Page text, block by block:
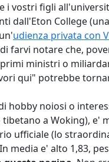
i vostri figli
dall'Eton College
udienza privata con
farvi notare che,
ministri o
qui" potrebbe
hobby noiosi o
a Woking),
ufficiale (lo
e' alto 1,83,